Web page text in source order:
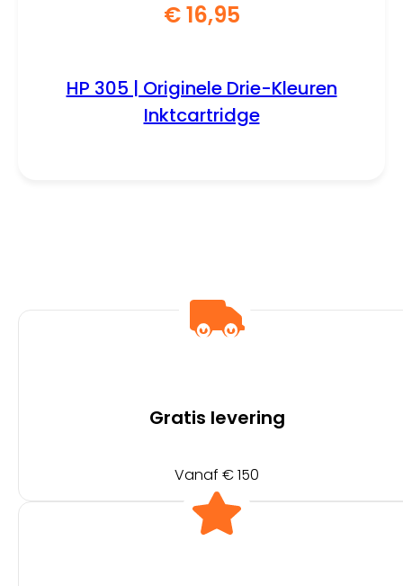
€16,95
HP 305 | Originele Drie-Kleuren
Inktcartridge
Gratis levering
Vanaf € 150